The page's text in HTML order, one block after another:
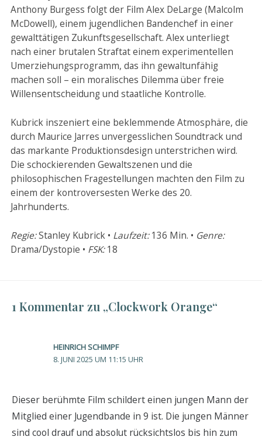
Anthony Burgess folgt der Film Alex DeLarge (Malcolm
McDowell), einem jugendlichen Bandenchef in einer
gewalttätigen Zukunftsgesellschaft. Alex unterliegt
nach einer brutalen Straftat einem experimentellen
Umerziehungsprogramm, das ihn gewaltunfähig
machen soll – ein moralisches Dilemma über freie
Willensentscheidung und staatliche Kontrolle.
Kubrick inszeniert eine beklemmende Atmosphäre, die
durch Maurice Jarres unvergesslichen Soundtrack und
das markante Produktionsdesign unterstrichen wird.
Die schockierenden Gewaltszenen und die
philosophischen Fragestellungen machten den Film zu
einem der kontroversesten Werke des 20.
Jahrhunderts.
Regie:Stanley Kubrick • Laufzeit:136 Min. • Genre:
Drama/Dystopie • FSK:18
1 Kommentar zu „Clockwork Orange“
HEINRICH SCHIMPF
8. JUNI 2025 UM 11:15 UHR
Dieser berühmte Film schildert einen jungen Mann der
Mitglied einer Jugendbande in 9 ist. Die jungen Männer
sind cool drauf und absolut rücksichtslos bis hin zum